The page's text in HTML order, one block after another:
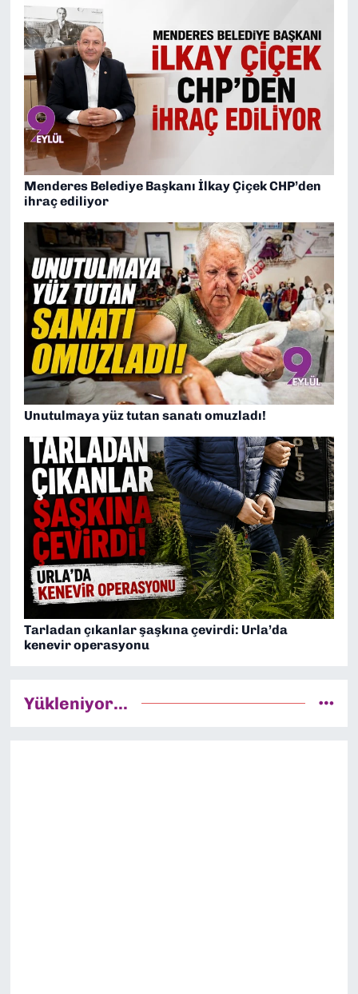
Menderes Belediye Başkanı İlkay Çiçek CHP’den
ihraç ediliyor
Unutulmaya yüz tutan sanatı omuzladı!
Tarladan çıkanlar şaşkına çevirdi: Urla’da
kenevir operasyonu
Yükleniyor...